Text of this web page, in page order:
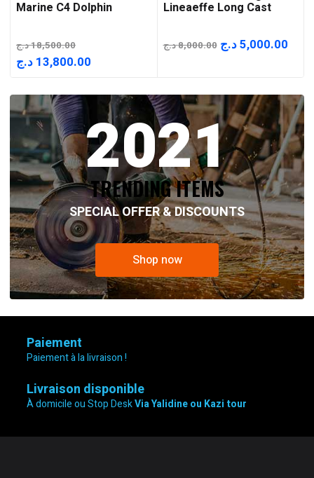
Marine C4 Dolphin
18,500.00د.ج
Le
initial
était :
18,500.00 د.ج.
13,800.00 د.ج
actuel
est :
13,800.00 د.ج.
Lineaeffe Long Cast
8,000.00د.ج
Le
était :
8,000.00 د.ج.
5,000.00د.ج
Le
est :
2021
TRENDING ITEMS
SPECIAL OFFER & DISCOUNTS
Shop now
Paiement
Paiement à la livraison !
Livraison disponible
À domicile ou Stop DeskVia Yalidine ou Kazi tour